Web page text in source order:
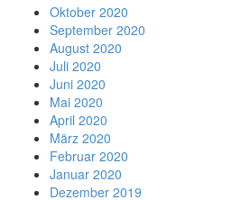
Oktober 2020
September 2020
August 2020
Juli 2020
Juni 2020
Mai 2020
April 2020
März 2020
Februar 2020
Januar 2020
Dezember 2019